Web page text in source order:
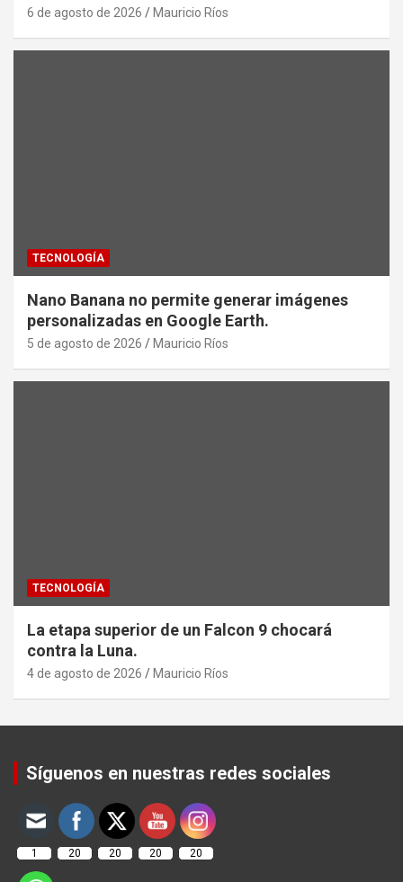
6 de agosto de 2026 Mauricio Ríos
TECNOLOGÍA
Nano Banana no permite generar imágenes
personalizadas en Google Earth.
5 de agosto de 2026 Mauricio Ríos
TECNOLOGÍA
La etapa superior de un Falcon 9 chocará
contra la Luna.
4 de agosto de 2026 Mauricio Ríos
Síguenos en nuestras redes sociales
1 20 20 20 20